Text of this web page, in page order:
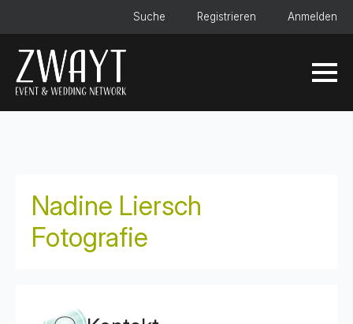
Suche Registrieren Anmelden
Nadine Liersch
Fotografie